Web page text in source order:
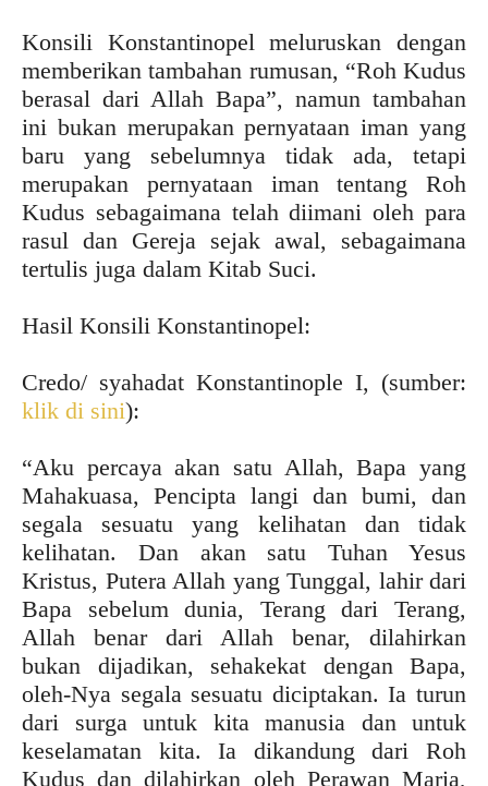
Konsili Konstantinopel meluruskan dengan
memberikan tambahan rumusan, “Roh Kudus
berasal dari Allah Bapa”, namun tambahan
ini bukan merupakan pernyataan iman yang
baru yang sebelumnya tidak ada, tetapi
merupakan pernyataan iman tentang Roh
Kudus sebagaimana telah diimani oleh para
rasul dan Gereja sejak awal, sebagaimana
tertulis juga dalam Kitab Suci.
Hasil Konsili Konstantinopel:
Credo/ syahadat Konstantinople I, (sumber:
klik di sini):
“Aku percaya akan satu Allah, Bapa yang
Mahakuasa, Pencipta langi dan bumi, dan
segala sesuatu yang kelihatan dan tidak
kelihatan. Dan akan satu Tuhan Yesus
Kristus, Putera Allah yang Tunggal, lahir dari
Bapa sebelum dunia, Terang dari Terang,
Allah benar dari Allah benar, dilahirkan
bukan dijadikan, sehakekat dengan Bapa,
oleh-Nya segala sesuatu diciptakan. Ia turun
dari surga untuk kita manusia dan untuk
keselamatan kita. Ia dikandung dari Roh
Kudus dan dilahirkan oleh Perawan Maria,